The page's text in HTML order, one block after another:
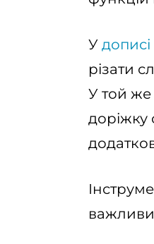
У дописі
різати
У той же